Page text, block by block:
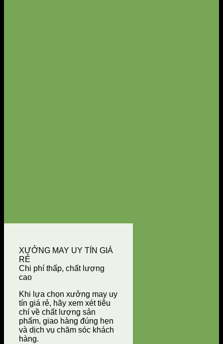
XƯỞNG MAY UY TÍN GIÁ
RẺ
Chi phí thấp, chất lượng
cao
Khi lựa chọn xưởng may uy
tín giá rẻ, hãy xem xét tiêu
chí về chất lượng sản
phẩm, giao hàng đúng hẹn
và dịch vụ chăm sóc khách
hàng.